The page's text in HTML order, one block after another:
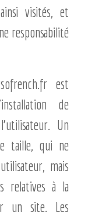
visités, et
responsabilité
est
de
Un
taille, qui ne
mais
relatives à la
un site. Les